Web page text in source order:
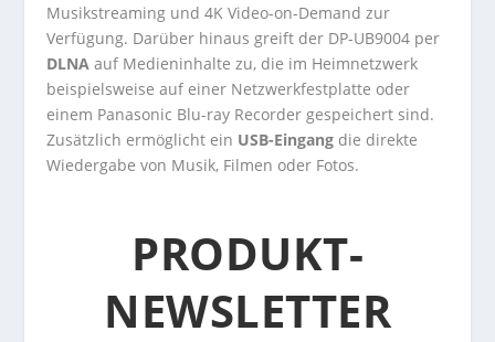
Musikstreaming und 4K Video-on-Demand zur
Verfügung. Darüber hinaus greift der DP-UB9004 per
DLNA auf Medieninhalte zu, die im Heimnetzwerk
beispielsweise auf einer Netzwerkfestplatte oder
einem Panasonic Blu-ray Recorder gespeichert sind.
Zusätzlich ermöglicht ein USB-Eingang die direkte
Wiedergabe von Musik, Filmen oder Fotos.
PRODUKT-
NEWSLETTER